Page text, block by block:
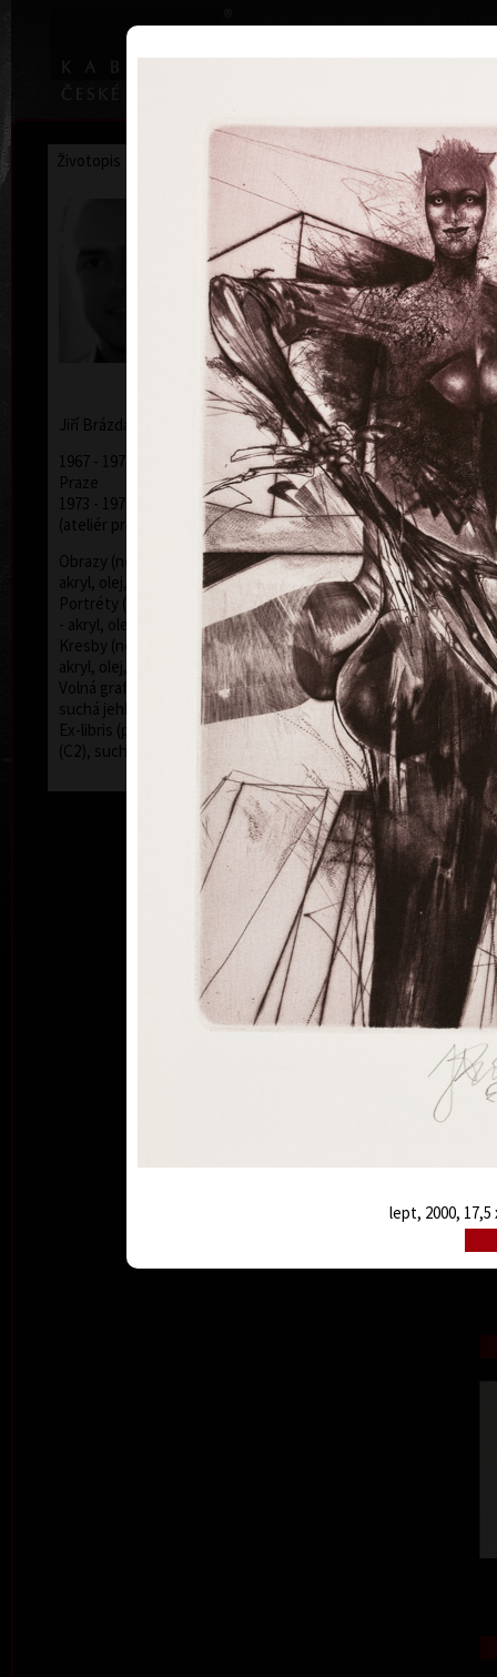
Životopis Ocenění Sbírky
Jiří Brázda
* 9. 5. 1952
Jiří Brázda
1967 - 1971 Střední uměleckoprůmyslová škola v
Praze
1973 - 1979 Vysoká škola uměleckoprůmyslová v Praze
(ateliér prof. Z. Sklenáře a J. Mikuly)
Obrazy (nejčastěji používaná technika kombinovaná -
akryl, olej, tužky, barevné inkousty - plátno, sololit)
Portréty (nejčastěji používaná technika kombinovaná
- akryl, olej, tužky, barevné inkousty - plátno, sololit)
Kresby (nejčastěji používaná technika kombinovaná -
akryl, olej, tužky, barevné inkousty - papír)
Volná grafika (používaná technika kombinovaná -
suchá jehla (C4), rytina (C2), mezzotinta (C7))
Ex-libris (používaná technika kombinovaná - mědiryt
(C2), suchá jehla (C4), mezzotinta (C7))
lept, 2000,